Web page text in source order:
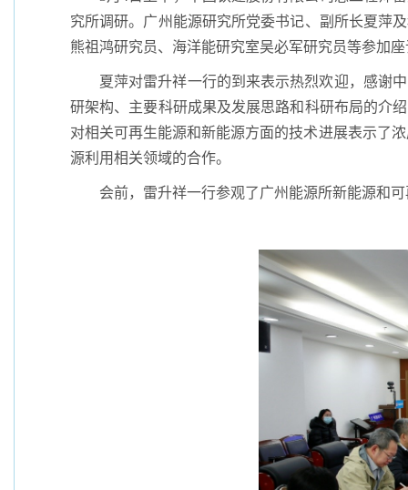
究所调研。广州能源研究所党委书记、副所长夏萍
熊祖鸿研究员、海洋能研究室吴必军研究员等参加
夏萍对雷升祥一行的到来表示热烈欢迎，感谢
研架构、主要科研成果及发展思路和科研布局的介
对相关可再生能源和新能源方面的技术进展表示了
源利用相关领域的合作。
会前，雷升祥一行参观了广州能源所新能源和